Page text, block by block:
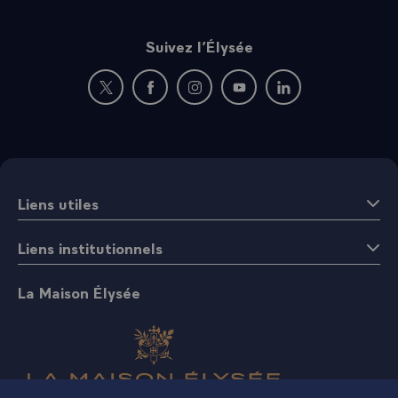
Suivez l’Élysée
Nouvelle fenêtre : rejoignez-nous sur Twitter
Nouvelle fenêtre : rejoignez-nous sur
Nouvelle fenêtre : rejoignez-nous
Nouvelle fenêtre :
Nouvelle fenêtre :
Liens utiles
Liens institutionnels
La Maison Élysée